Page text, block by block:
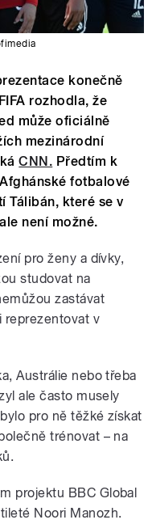
konečně
rozhodla, že
může oficiálně
mezinárodní
CNN. Předtím k
fotbalové
Tálibán, které se v
není možné.
pro ženy a dívky,
studovat na
zastávat
reprezentovat v
Austrálie nebo třeba
ale často musely
pro ně těžké získat
trénovat – na
projektu BBC Global
Noori Manozh.